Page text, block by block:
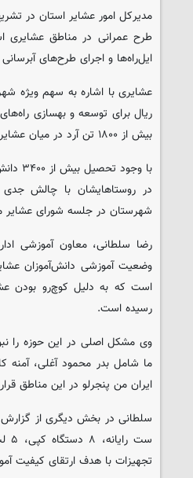
طرح عمرانی در مناطق عشایری
ایل‌راه‌ها و اجرای طرح‌های
بیش از ۱۸۰۰ تن آرد در میان عشایر منطقه توزیع گردیده است.
در روستاهایشان با چالش
شهرستان در جلسه شورای عشایر
رضا سلطانی، معاون آموزشی
رسیده است.
ما شامل بدر محمود آغلی، آمنه
ایران من پنجرلو در این مناطق
تجهیزات با هدف ارتقای کیفیت